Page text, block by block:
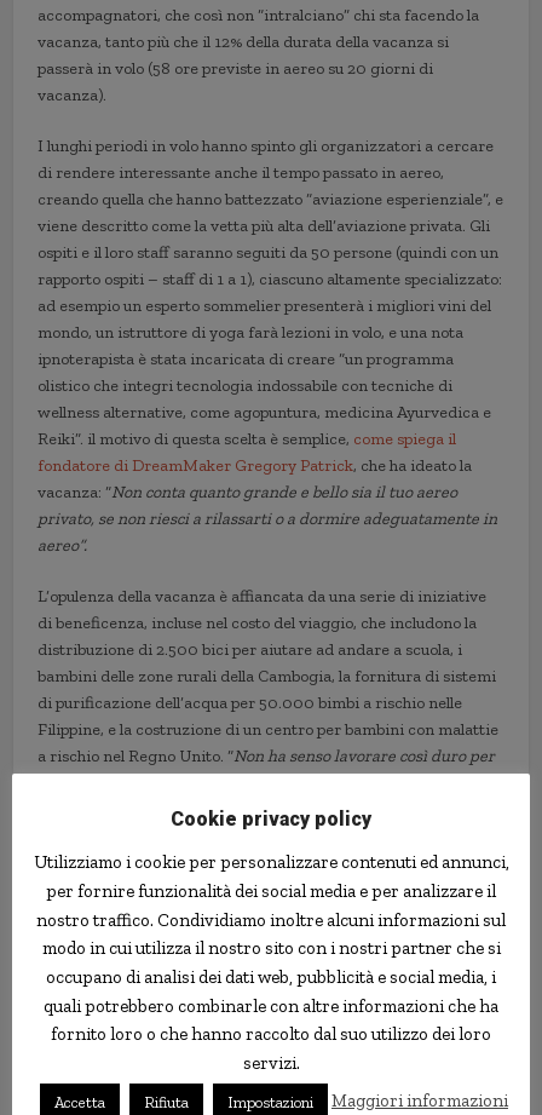
accompagnatori, che così non “intralciano” chi sta facendo la
vacanza, tanto più che il 12% della durata della vacanza si
passerà in volo (58 ore previste in aereo su 20 giorni di
vacanza).
I lunghi periodi in volo hanno spinto gli organizzatori a cercare
di rendere interessante anche il tempo passato in aereo,
creando quella che hanno battezzato “aviazione esperienziale”, e
viene descritto come la vetta più alta dell’aviazione privata. Gli
ospiti e il loro staff saranno seguiti da 50 persone (quindi con un
rapporto ospiti – staff di 1 a 1), ciascuno altamente specializzato:
ad esempio un esperto sommelier presenterà i migliori vini del
mondo, un istruttore di yoga farà lezioni in volo, e una nota
ipnoterapista è stata incaricata di creare “un programma
olistico che integri tecnologia indossabile con tecniche di
wellness alternative, come agopuntura, medicina Ayurvedica e
Reiki”. il motivo di questa scelta è semplice, come spiega il
fondatore di DreamMaker Gregory Patrick, che ha ideato la
vacanza: “Non conta quanto grande e bello sia il tuo aereo
privato, se non riesci a rilassarti o a dormire adeguatamente in
aereo”.
L’opulenza della vacanza è affiancata da una serie di iniziative
di beneficenza, incluse nel costo del viaggio, che includono la
distribuzione di 2.500 bici per aiutare ad andare a scuola, i
bambini delle zone rurali della Cambogia, la fornitura di sistemi
di purificazione dell’acqua per 50.000 bimbi a rischio nelle
Filippine, e la costruzione di un centro per bambini con malattie
a rischio nel Regno Unito. “Non ha senso lavorare così duro per
il tutto con la generosità, che appaga in modo maggiore”
giro del mondo lusso miliardari
Cookie privacy policy
Utilizziamo i cookie per personalizzare contenuti ed annunci,
per fornire funzionalità dei social media e per analizzare il
nostro traffico. Condividiamo inoltre alcuni informazioni sul
modo in cui utilizza il nostro sito con i nostri partner che si
occupano di analisi dei dati web, pubblicità e social media, i
quali potrebbero combinarle con altre informazioni che ha
fornito loro o che hanno raccolto dal suo utilizzo dei loro
servizi.
Accetta Rifiuta Impostazioni Maggiori informazioni